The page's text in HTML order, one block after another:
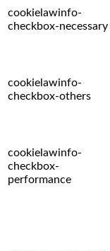
cookielawinfo-
checkbox-necessary
cookielawinfo-
checkbox-others
cookielawinfo-
checkbox-
performance